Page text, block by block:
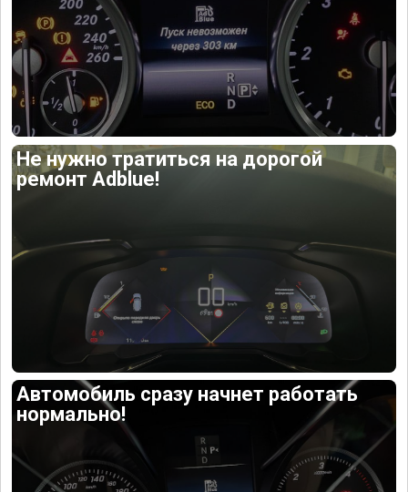
Не нужно тратиться на дорогой
ремонт Adblue!
Автомобиль сразу начнет работать
нормально!